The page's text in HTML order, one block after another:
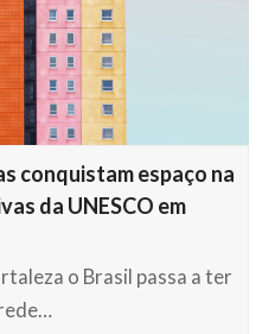
conquistam espaço na
da UNESCO em
o Brasil passa a ter